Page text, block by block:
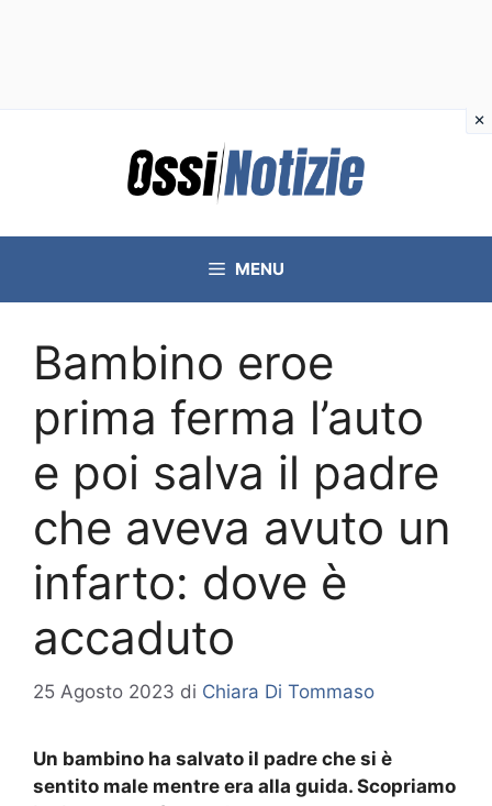
MENU
Bambino eroe
prima ferma l’auto
e poi salva il padre
che aveva avuto un
infarto: dove è
accaduto
25 Agosto 2023 di Chiara Di Tommaso
Un bambino ha salvato il padre che si è
sentito male mentre era alla guida. Scopriamo